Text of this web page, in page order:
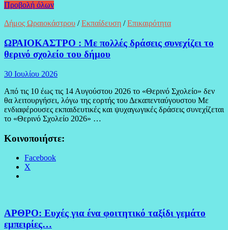
Προβολή όλων
Δήμος Ωραιοκάστρου /Εκπαίδευση /Επικαιρότητα
ΩΡΑΙΟΚΑΣΤΡΟ : Με πολλές δράσεις συνεχίζει το
θερινό σχολείο του δήμου
30 Ιουλίου 2026
Από τις 10 έως τις 14 Αυγούστου 2026 το «Θερινό Σχολείο» δεν
θα λειτουργήσει, λόγω της εορτής του Δεκαπενταύγουστου Με
ενδιαφέρουσες εκπαιδευτικές και ψυχαγωγικές δράσεις συνεχίζεται
το «Θερινό Σχολείο 2026» …
Κοινοποιήστε:
Facebook
X
ΑΡΘΡΟ: Ευχές για ένα φοιτητικό ταξίδι γεμάτο
εμπειρίες…